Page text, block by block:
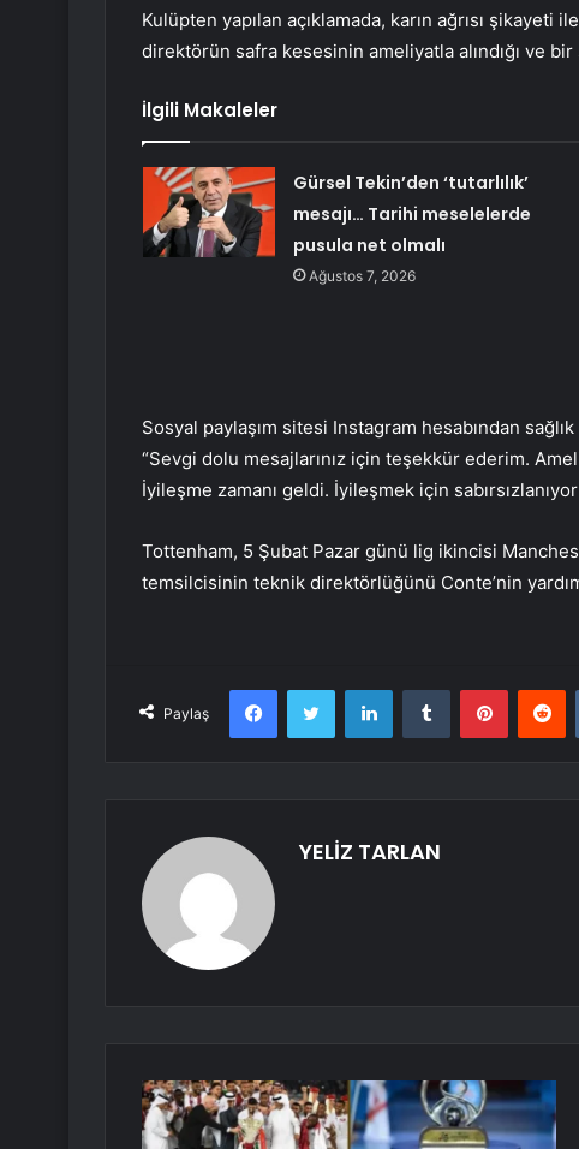
Kulüpten yapılan açıklamada, karın ağrısı şikayeti
direktörün safra kesesinin ameliyatla alındığı ve
İlgili Makaleler
Gürsel Tekin’den ‘tutarlılık’
mesajı… Tarihi meselelerde
pusula net olmalı
Ağustos 7, 2026
Sosyal paylaşım sitesi Instagram hesabından
“Sevgi dolu mesajlarınız için teşekkür ederim.
İyileşme zamanı geldi. İyileşmek için
Tottenham, 5 Şubat Pazar günü lig ikincisi
temsilcisinin teknik direktörlüğünü Conte’nin
Paylaş
FacebookTwitter LinkedInTumblr Pinterest
YELİZ TARLAN